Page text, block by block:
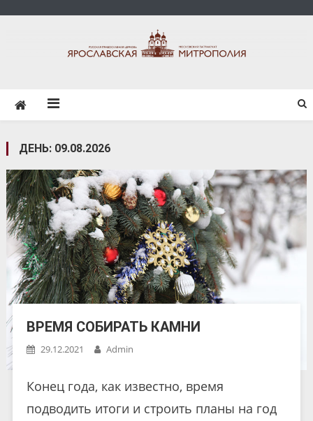
ДЕНЬ: 09.08.2026
ВРЕМЯ СОБИРАТЬ КАМНИ
29.12.2021 Admin
Конец года, как известно, время
подводить итоги и строить планы на год